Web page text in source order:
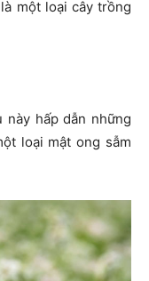
một loại cây trồng
này hấp dẫn những
loại mật ong sẫm